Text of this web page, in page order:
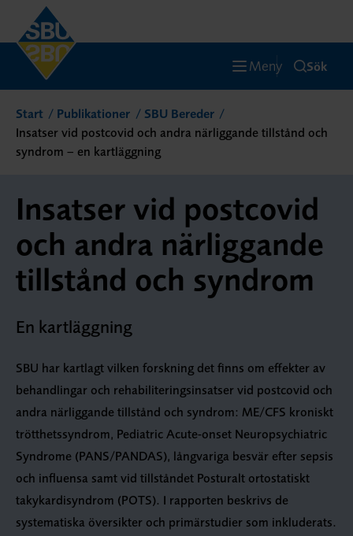
Meny Sök
Start Publikationer
SBU Bereder
Insatser vid postcovid och andra närliggande tillstånd och
syndrom – en kartläggning
Insatser vid postcovid
och andra närliggande
tillstånd och syndrom
En kartläggning
SBU har kartlagt vilken forskning det finns om effekter av
behandlingar och rehabiliteringsinsatser vid postcovid och
andra närliggande tillstånd och syndrom: ME/CFS kroniskt
trötthetssyndrom, Pediatric Acute-onset Neuropsychiatric
Syndrome (PANS/PANDAS), långvariga besvär efter sepsis
och influensa samt vid tillståndet Posturalt ortostatiskt
takykardisyndrom (POTS). I rapporten beskrivs de
systematiska översikter och primärstudier som inkluderats.